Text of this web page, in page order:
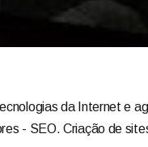
da Internet e
- SEO. Criação de